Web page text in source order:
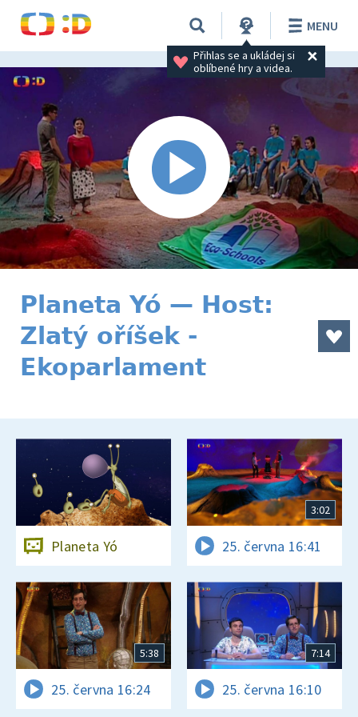
Přihlas se a ukládej si
oblíbené hry a videa.
MENU
Planeta Yó — Host:
Zlatý oříšek -
Ekoparlament
Planeta Yó
3:02
25. června 16:41
5:38
25. června 16:24
7:14
25. června 16:10